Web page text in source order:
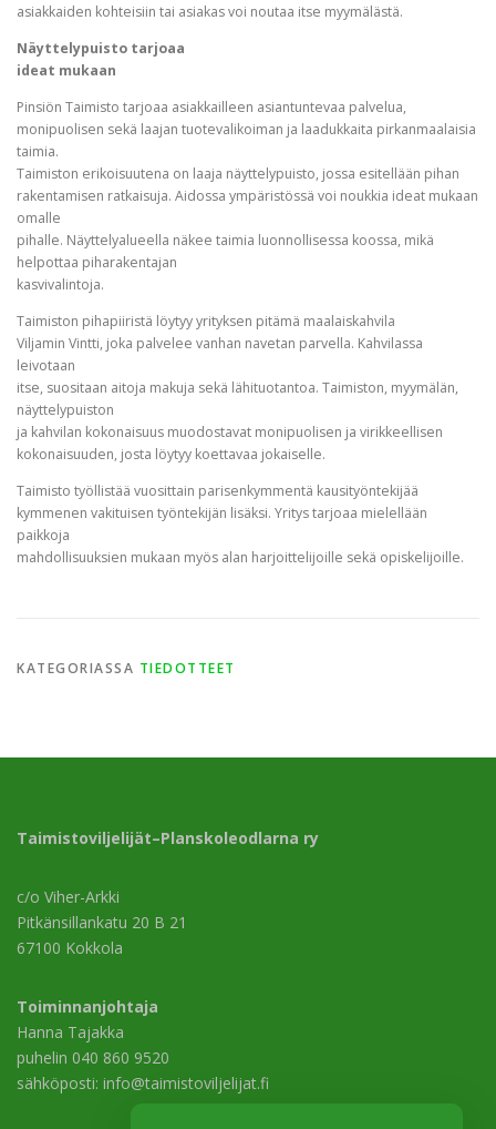
asiakkaiden kohteisiin tai asiakas voi noutaa itse myymälästä.
Näyttelypuisto tarjoaa
ideat mukaan
Pinsiön Taimisto tarjoaa asiakkailleen asiantuntevaa palvelua,
monipuolisen sekä laajan tuotevalikoiman ja laadukkaita pirkanmaalaisia
taimia.
Taimiston erikoisuutena on laaja näyttelypuisto, jossa esitellään pihan
rakentamisen ratkaisuja. Aidossa ympäristössä voi noukkia ideat mukaan
omalle
pihalle. Näyttelyalueella näkee taimia luonnollisessa koossa, mikä
helpottaa piharakentajan
kasvivalintoja.
Taimiston pihapiiristä löytyy yrityksen pitämä maalaiskahvila
Viljamin Vintti, joka palvelee vanhan navetan parvella. Kahvilassa
leivotaan
itse, suositaan aitoja makuja sekä lähituotantoa. Taimiston, myymälän,
näyttelypuiston
ja kahvilan kokonaisuus muodostavat monipuolisen ja virikkeellisen
kokonaisuuden, josta löytyy koettavaa jokaiselle.
Taimisto työllistää vuosittain parisenkymmentä kausityöntekijää
kymmenen vakituisen työntekijän lisäksi. Yritys tarjoaa mielellään
paikkoja
mahdollisuuksien mukaan myös alan harjoittelijoille sekä opiskelijoille.
KATEGORIASSA TIEDOTTEET
Taimistoviljelijät–Planskoleodlarna ry
c/o Viher-Arkki
Pitkänsillankatu 20 B 21
67100 Kokkola
Toiminnanjohtaja
Hanna Tajakka
puhelin 040 860 9520
sähköposti: info@taimistoviljelijat.fi